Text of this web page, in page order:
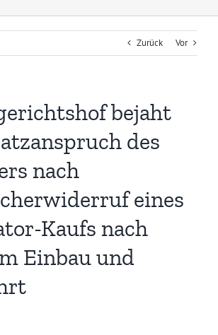
Zurück Vor
bejaht
des
nach
eines
Kaufs nach
Einbau und